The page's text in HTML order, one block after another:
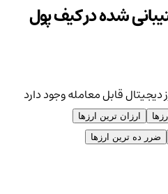
شده در کیف پول
ارزان ترین ارزها
ضرر ده ترین ارزها